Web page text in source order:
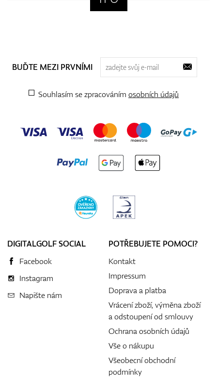
BUĎTE MEZI PRVNÍMI
Souhlasím se zpracováním osobních údajů
DIGITALGOLF SOCIAL
Facebook
Instagram
Napište nám
POTŘEBUJETE POMOCI?
Kontakt
Impressum
Doprava a platba
Vrácení zboží, výměna zboží
a odstoupení od smlouvy
Ochrana osobních údajů
Vše o nákupu
Všeobecní obchodní
podmínky